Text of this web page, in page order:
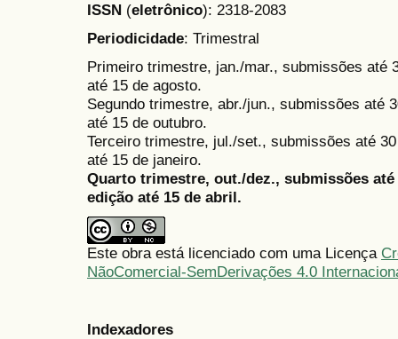
ISSN (eletrônico): 2318-2083
Periodicidade: Trimestral
Primeiro trimestre, jan./mar., submissões até
até 15 de agosto.
Segundo trimestre, abr./jun., submissões até
até 15 de outubro.
Terceiro trimestre, jul./set., submissões até
até 15 de janeiro.
Quarto trimestre, out./dez., submissões
edição até 15 de abril.
Este obra está licenciado com uma Licença
NãoComercial-SemDerivações 4.0
Indexadores